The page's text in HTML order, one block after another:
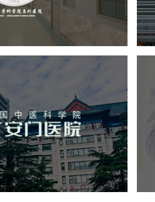
医院网站建设 定制开发
医院
院网站建设
互联网医院
站建设 网页设计